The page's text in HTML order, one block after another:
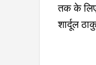
तक के
शार्दूल